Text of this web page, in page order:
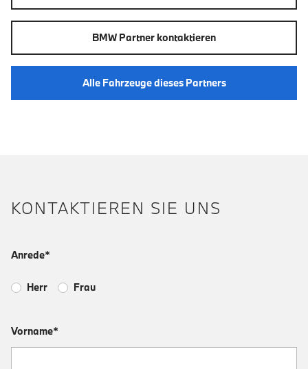
BMW Partner kontaktieren
Alle Fahrzeuge dieses Partners
KONTAKTIEREN SIE UNS
Anrede*
Herr Frau
Vorname*